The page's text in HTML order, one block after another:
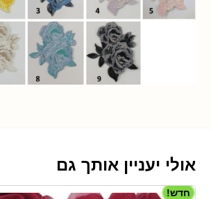
אולי יעניין אותך גם
חדש!